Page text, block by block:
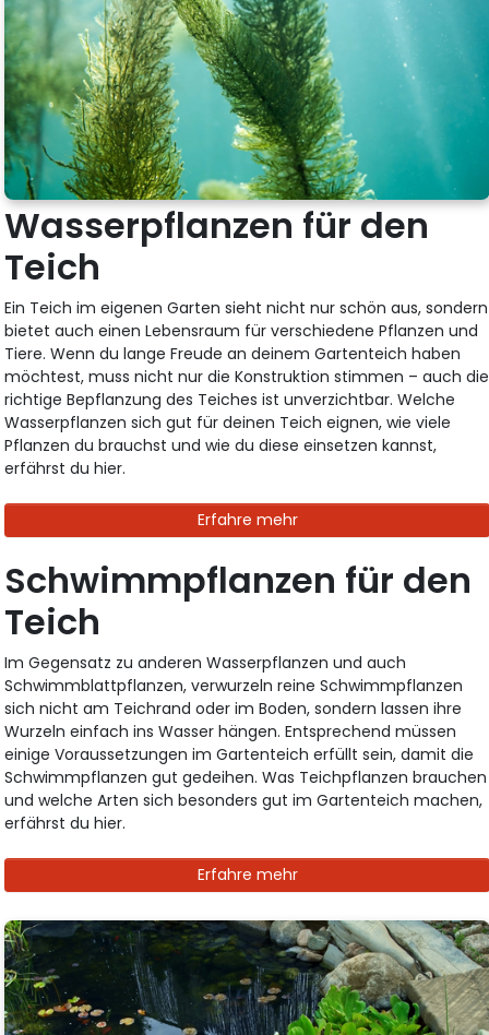
Wasserpflanzen für den
Teich
Ein Teich im eigenen Garten sieht nicht nur schön aus, sondern
bietet auch einen Lebensraum für verschiedene Pflanzen und
Tiere. Wenn du lange Freude an deinem Gartenteich haben
möchtest, muss nicht nur die Konstruktion stimmen – auch die
richtige Bepflanzung des Teiches ist unverzichtbar. Welche
Wasserpflanzen sich gut für deinen Teich eignen, wie viele
Pflanzen du brauchst und wie du diese einsetzen kannst,
erfährst du hier.
Erfahre mehr
Schwimmpflanzen für den
Teich
Im Gegensatz zu anderen Wasserpflanzen und auch
Schwimmblattpflanzen, verwurzeln reine Schwimmpflanzen
sich nicht am Teichrand oder im Boden, sondern lassen ihre
Wurzeln einfach ins Wasser hängen. Entsprechend müssen
einige Voraussetzungen im Gartenteich erfüllt sein, damit die
Schwimmpflanzen gut gedeihen. Was Teichpflanzen brauchen
und welche Arten sich besonders gut im Gartenteich machen,
erfährst du hier.
Erfahre mehr